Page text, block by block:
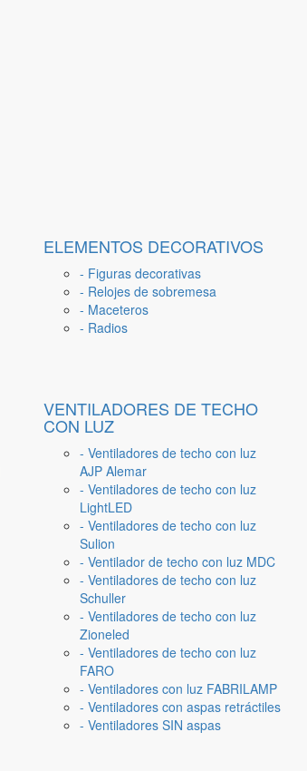
ELEMENTOS DECORATIVOS
- Figuras decorativas
- Relojes de sobremesa
- Maceteros
- Radios
VENTILADORES DE TECHO
CON LUZ
- Ventiladores de techo con luz
AJP Alemar
- Ventiladores de techo con luz
LightLED
- Ventiladores de techo con luz
Sulion
- Ventilador de techo con luz MDC
- Ventiladores de techo con luz
Schuller
- Ventiladores de techo con luz
Zioneled
- Ventiladores de techo con luz
FARO
- Ventiladores con luz FABRILAMP
- Ventiladores con aspas retráctiles
- Ventiladores SIN aspas